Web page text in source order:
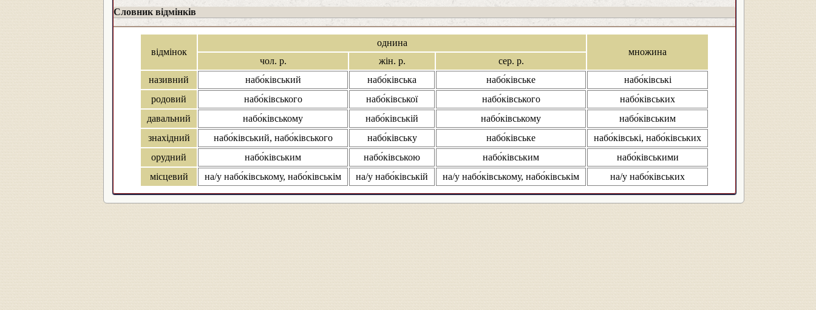
Словник відмінків
відмінок
однина
множина
чол. р.
жін. р.
сер. р.
називний
набо́ківський набо́ківська набо́ківське
набо́ківські
родовий
набо́ківського набо́ківської набо́ківського
набо́ківських
давальний
набо́ківському набо́ківській набо́ківському
набо́ківським
знахідний
набо́ківський, набо́ківського набо́ківську набо́ківське
набо́ківські, набо́ківських
орудний
набо́ківським набо́ківською набо́ківським
набо́ківськими
місцевий
на/у набо́ківському, набо́ківськім на/у набо́ківській на/у набо́ківському, набо́ківськім на/у набо́ківських